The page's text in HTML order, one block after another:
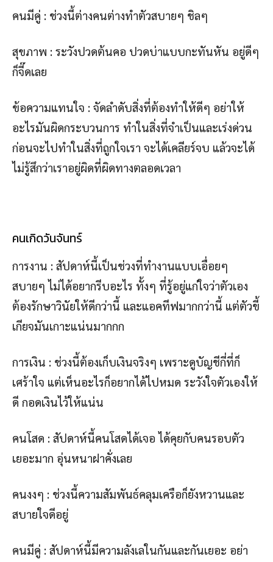
คนมีคู่ : ช่วงนี้ต่างคนต่างทำตัวสบายๆ ชิลๆ
สุขภาพ : ระวังปวดต้นคอ ปวดบ่าแบบกะทันหัน อยู่ดีๆ
ก็จี๊ดเลย
ข้อความแทนใจ : จัดลำดับสิ่งที่ต้องทำให้ดีๆ อย่าให้
อะไรมันผิดกระบวนการ ทำในสิ่งที่จำเป็นและเร่งด่วน
ก่อนจะไปทำในสิ่งที่ถูกใจเรา จะได้เคลียร์จบ แล้วจะได้
ไม่รู้สึกว่าเราอยู่ผิดที่ผิดทางตลอดเวลา
คนเกิดวันจันทร์
การงาน : สัปดาห์นี้เป็นช่วงที่ทำงานแบบเอื่อยๆ
สบายๆ ไม่ได้อยากรีบอะไร ทั้งๆ ที่รู้อยู่แก่ใจว่าตัวเอง
ต้องรักษาวินัยให้ดีกว่านี้ และแอคทีฟมากกว่านี้ แต่ตัวขี้
เกียจมันเกาะแน่นมากกก
การเงิน : ช่วงนี้ต้องเก็บเงินจริงๆ เพราะดูบัญชีกี่ที่ก็
เศร้าใจ แต่เห็นอะไรก็อยากได้ไปหมด ระวังใจตัวเองให้
ดี กอดเงินไว้ให้แน่น
คนโสด : สัปดาห์นี้คนโสดได้เจอ ได้คุยกับคนรอบตัว
เยอะมาก อุ่นหนาฝาคั่งเลย
คนงงๆ : ช่วงนี้ความสัมพันธ์คลุมเครือก็ยังหวานและ
สบายใจดีอยู่
คนมีคู่ : สัปดาห์นี้มีความลังเลในกันและกันเยอะ อย่า